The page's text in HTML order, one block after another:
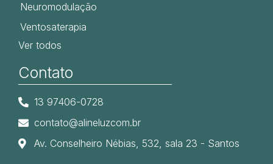
Neuromodulação
Ventosaterapia
Ver todos
Contato
13 97406-0728
contato@alineluzcom.br
Av. Conselheiro Nébias, 532, sala 23 - Santos